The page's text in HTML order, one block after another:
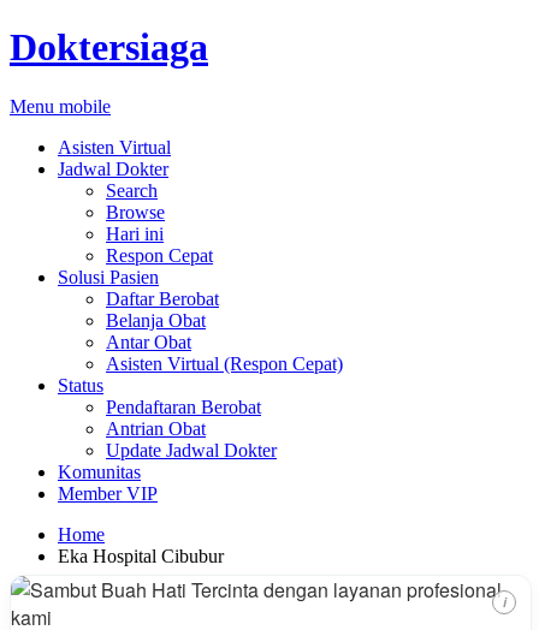
Doktersiaga
Menu mobile
Asisten Virtual
Jadwal Dokter
Search
Browse
Hari ini
Respon Cepat
Solusi Pasien
Daftar Berobat
Belanja Obat
Antar Obat
Asisten Virtual (Respon Cepat)
Status
Pendaftaran Berobat
Antrian Obat
Update Jadwal Dokter
Komunitas
Member VIP
Home
Eka Hospital Cibubur
i